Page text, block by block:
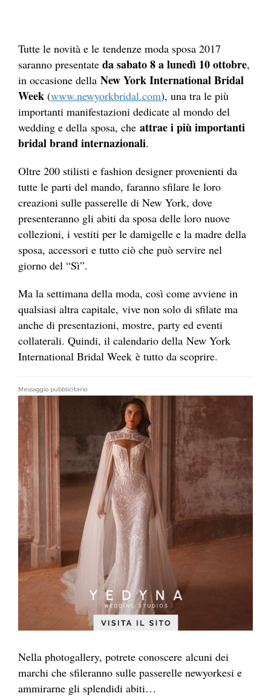
Tutte le novità e le tendenze moda sposa 2017
saranno presentate da sabato 8 a lunedì 10 ottobre,
in occasione della New York International Bridal
Week (www.newyorkbridal.com), una tra le più
importanti manifestazioni dedicate al mondo del
wedding e della sposa, che attrae i più importanti
bridal brand internazionali.
Oltre 200 stilisti e fashion designer provenienti da
tutte le parti del mando, faranno sfilare le loro
creazioni sulle passerelle di New York, dove
presenteranno gli abiti da sposa delle loro nuove
collezioni, i vestiti per le damigelle e la madre della
sposa, accessori e tutto ciò che può servire nel
giorno del “Sì”.
Ma la settimana della moda, così come avviene in
qualsiasi altra capitale, vive non solo di sfilate ma
anche di presentazioni, mostre, party ed eventi
collaterali. Quindi, il calendario della New York
International Bridal Week è tutto da scoprire.
Messaggio pubblicitario
Nella photogallery, potrete conoscere alcuni dei
marchi che sfileranno sulle passerelle newyorkesi e
ammirarne gli splendidi abiti…